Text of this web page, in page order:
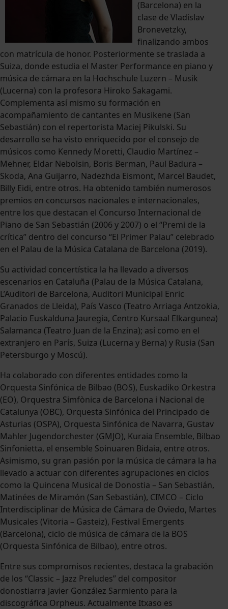
(Barcelona) en la
clase de Vladislav
Bronevetzky,
finalizando ambos
con matrícula de honor. Posteriormente se traslada a
Suiza, donde estudia el Master Performance en piano y
música de cámara en la Hochschule Luzern – Musik
(Lucerna) con la profesora Hiroko Sakagami.
Complementa así mismo su formación en
acompañamiento de cantantes en Musikene (San
Sebastián) con el repertorista Maciej Pikulski. Su
desarrollo se ha visto enriquecido por el consejo de
músicos como Kennedy Moretti, Claudio Martínez –
Mehner, Eldar Nebolsin, Boris Berman, Paul Badura –
Skoda, Ana Guijarro, Nadezhda Eismont, Marcel Baudet,
Billy Eidi, entre otros. Ha obtenido también numerosos
premios en concursos nacionales e internacionales,
entre los que destacan el Concurso Internacional de
Piano de San Sebastián (2006 y 2007) o el “Premi de la
crítica” dentro del concurso “El Primer Palau” celebrado
en el Palau de la Música Catalana de Barcelona (2019).
Su actividad concertística la ha llevado a diversos
escenarios en Cataluña (Palau de la Música Catalana,
L’Auditori de Barcelona, Auditori Municipal Enric
Granados de Lleida), País Vasco (Teatro Arriaga Antzokia,
Palacio Euskalduna Jauregia, Centro Kursaal Elkargunea)
Salamanca (Teatro Juan de la Enzina); así como en el
extranjero en París, Suiza (Lucerna y Berna) y Rusia (San
Petersburgo y Moscú).
Ha colaborado con diferentes entidades como la
Orquesta Sinfónica de Bilbao (BOS), Euskadiko Orkestra
(EO), Orquestra Simfònica de Barcelona i Nacional de
Catalunya (OBC), Orquesta Sinfónica del Principado de
Asturias (OSPA), Orquesta Sinfónica de Navarra, Gustav
Mahler Jugendorchester (GMJO), Kuraia Ensemble, Bilbao
Sinfonietta, el ensemble Soinuaren Bidaia, entre otros.
Asimismo, su gran pasión por la música de cámara la ha
llevado a actuar con diferentes agrupaciones en ciclos
como la Quincena Musical de Donostia – San Sebastián,
Matinées de Miramón (San Sebastián), CIMCO – Ciclo
Interdisciplinar de Música de Cámara de Oviedo, Martes
Musicales (Vitoria – Gasteiz), Festival Emergents
(Barcelona), ciclo de música de cámara de la BOS
(Orquesta Sinfónica de Bilbao), entre otros.
Entre sus compromisos recientes, destaca la grabación
de los “Classic – Jazz Preludes” del compositor
donostiarra Javier González Sarmiento para la
discográfica Orpheus. Actualmente Itxaso es